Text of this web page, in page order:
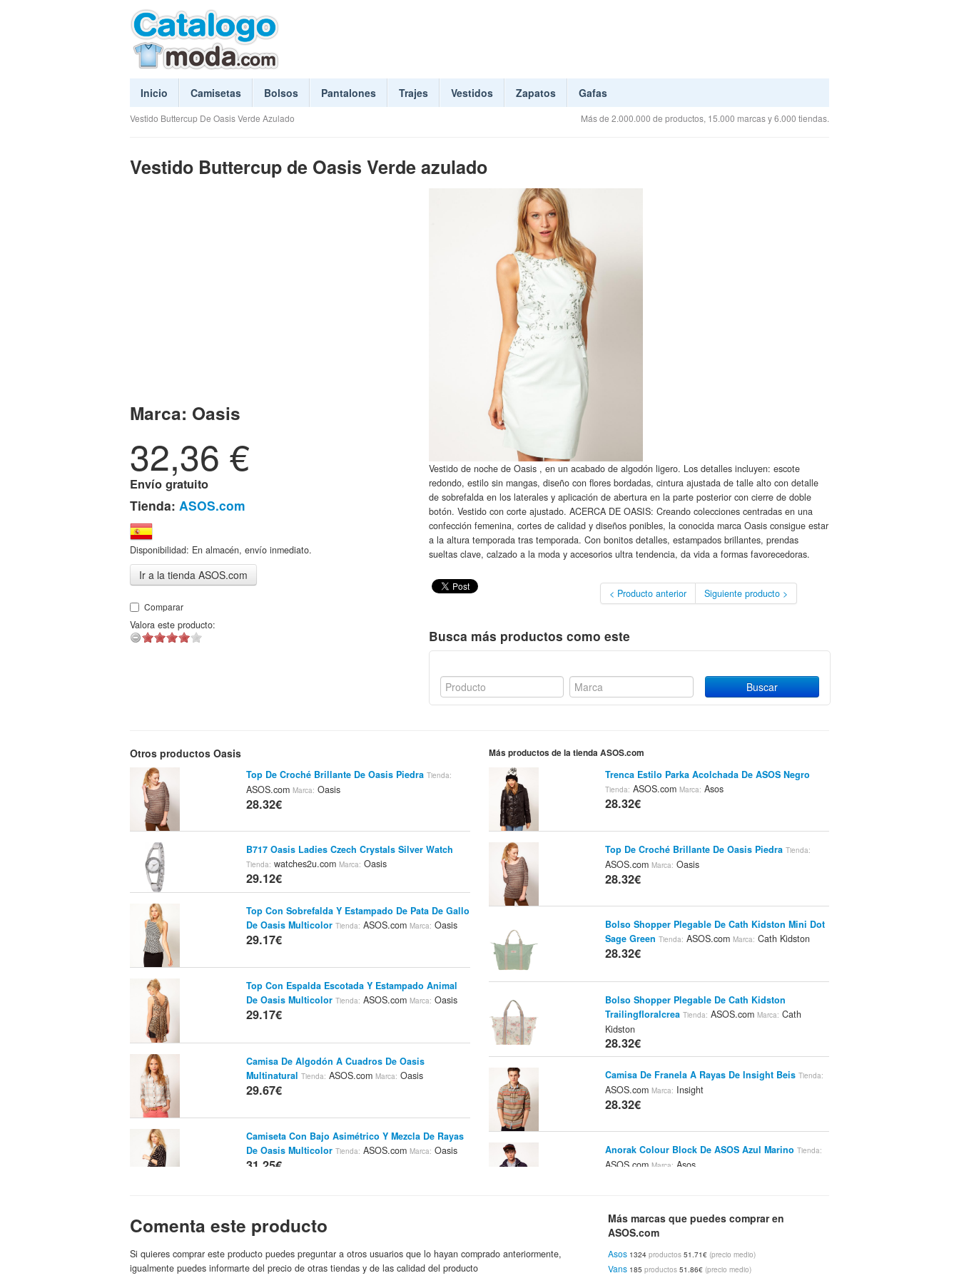
Inicio Camisetas Bolsos Pantalones Trajes Vestidos Zapatos Gafas
Vestido Buttercup De Oasis Verde Azulado Más de 2.000.000 de productos, 15.000 marcas y 6.000 tiendas.
Vestido Buttercup de Oasis Verde azulado
Marca: Oasis
32,36 €
Envío gratuito
Tienda: ASOS.com
Disponibilidad: En almacén, envío inmediato.
Ir a la tienda ASOS.com
Comparar
Valora este producto:
Vestido de noche de Oasis , en un acabado de algodón ligero. Los detalles incluyen: escote
redondo, estilo sin mangas, diseño con flores bordadas, cintura ajustada de talle alto con detalle
de sobrefalda en los laterales y aplicación de abertura en la parte posterior con cierre de doble
botón. Vestido con corte ajustado. ACERCA DE OASIS: Creando colecciones centradas en una
confección femenina, cortes de calidad y diseños ponibles, la conocida marca Oasis consigue estar
a la altura temporada tras temporada. Con bonitos detalles, estampados brillantes, prendas
sueltas clave, calzado a la moda y accesorios ultra tendencia, da vida a formas favorecedoras.
< Producto anterior Siguiente producto >
Busca más productos como este
Otros productos Oasis
Top De Croché Brillante De Oasis Piedra Tienda:
ASOS.comMarca: Oasis
28.32€
B717 Oasis Ladies Czech Crystals Silver Watch
Tienda: watches2u.comMarca: Oasis
29.12€
Top Con Sobrefalda Y Estampado De Pata De Gallo
De Oasis Multicolor Tienda: ASOS.comMarca: Oasis
29.17€
Top Con Espalda Escotada Y Estampado Animal
De Oasis Multicolor Tienda: ASOS.comMarca: Oasis
29.17€
Camisa De Algodón A Cuadros De Oasis
Multinatural Tienda: ASOS.comMarca: Oasis
29.67€
Camiseta Con Bajo Asimétrico Y Mezcla De Rayas
De Oasis Multicolor Tienda: ASOS.comMarca: Oasis
31.25€
Tienda:watches2u.com
33.28€
Bailarinas De Piel De Poni En Punta De Oasis
Más productos de la tienda ASOS.com
Trenca Estilo Parka Acolchada De ASOS Negro
Tienda: ASOS.com Marca: Asos
28.32€
Top De Croché Brillante De Oasis Piedra Tienda:
ASOS.com Marca: Oasis
28.32€
Bolso Shopper Plegable De Cath Kidston Mini Dot
Sage Green Tienda: ASOS.com Marca: Cath Kidston
28.32€
Bolso Shopper Plegable De Cath Kidston
Trailingfloralcrea Tienda: ASOS.com Marca: Cath
Kidston
28.32€
Camisa De Franela A Rayas De Insight Beis Tienda:
ASOS.com Marca: Insight
28.32€
Anorak Colour Block De ASOS Azul Marino Tienda:
ASOS.com Marca: Asos
Suéter Con Estampado De Piel De Serpiente De
Vila Blanco/plata
28.47€
Comenta este producto
Si quieres comprar este producto puedes preguntar a otros usuarios que lo hayan comprado anteriormente,
igualmente puedes informarte del precio de otras tiendas y de las calidad del producto
Más marcas que puedes comprar en
ASOS.com
Asos 1324productos 51.71€ (precio medio)
Vans 185productos 51.86€ (precio medio)